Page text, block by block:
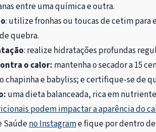
entre uma química e outra.
: utilize fronhas ou toucas de cetim para
quebra.
: realize hidratações profundas
o calor: mantenha o secador a 15
chapinha e babyliss; e certifique-se de
uma dieta balanceada, rica em
podem impactar a aparência do
Saúdeno Instagrame fique por dentro